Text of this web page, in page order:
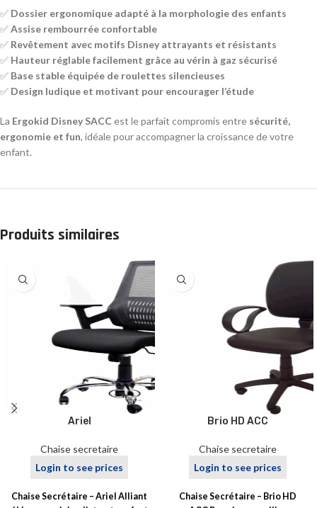
✅ Dossier ergonomique adapté à la morphologie des enfants
✅Assise rembourrée confortable
✅ Revêtement avec motifs Disney attrayants et résistants
✅ Hauteur réglable facilement grâce au vérin à gaz sécurisé
✅ Base stable équipée de roulettes silencieuses
✅ Design ludique et motivant pour encourager l’étude
La Ergokid Disney SACC est le parfait compromis entre sécurité,
ergonomie et fun, idéale pour accompagner la croissance de votre
enfant.
Produits similaires
Ariel
Chaise secretaire
Login to see prices
Chaise Secrétaire – Ariel Alliant
Brio HD ACC
Chaise secretaire
Login to see prices
Chaise Secrétaire – Brio HD